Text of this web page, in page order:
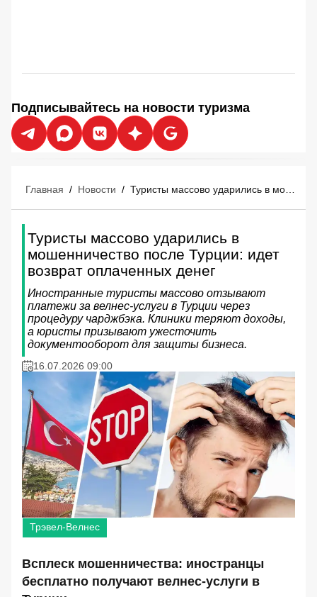
Подписывайтесь на новости туризма
Главная / Новости / Туристы массово ударились в мошенничество после Турции: идет возврат оплаченных денег
Туристы массово ударились в
мошенничество после Турции: идет
возврат оплаченных денег
Иностранные туристы массово отзывают
платежи за велнес-услуги в Турции через
процедуру чарджбэка. Клиники теряют доходы,
а юристы призывают ужесточить
документооборот для защиты бизнеса.
16.07.2026 09:00
Трэвел-Велнес
Всплеск мошенничества: иностранцы
бесплатно получают велнес-услуги в